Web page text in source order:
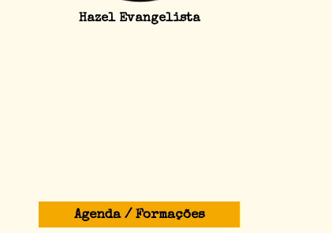
Hazel Evangelista
Agenda / Formações